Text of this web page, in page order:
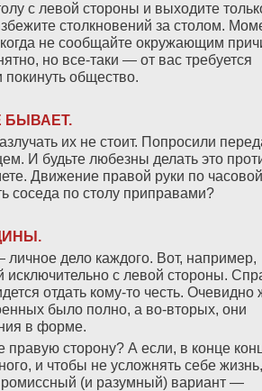
с левой стороны и выходите
столкновений за столом.
не сообщайте окружающим
но все-таки — от вас требуется
покинуть общество.
БЫВАЕТ.
их не стоит. Попросили
И будьте любезны делать это
Движение правой руки по часовой
соседа по столу приправами?
дело каждого. Вот, например,
с левой стороны.
отдать кому-то честь. Очевидно
было полно, а во-вторых, они
в форме.
сторону? А если, в конце
и чтобы не усложнять себе жизнь,
(и разумный) вариант —